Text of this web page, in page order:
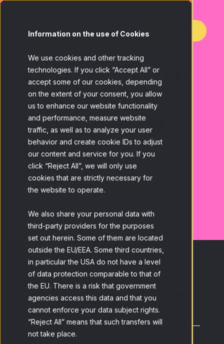
Information on the use of Cookies
We use cookies and other tracking
technologies. If you click “Accept All” or
accept some of our cookies, depending
on the extent of your consent, you allow
us to enhance our website functionality
and performance, measure website
traffic, as well as to analyze your user
behavior and create cookie IDs to adjust
our content and service for you. If you
click “Reject All”, we will only use
cookies that are strictly necessary for
the website to operate.
We also share your personal data with
third-party providers for the purposes
set out herein. Some of them are located
outside the EU/EEA. Some third countries,
in particular the USA do not have a level
of data protection comparable to that of
the EU. There is a risk that government
agencies access this data and that you
cannot enforce your data subject rights.
“Reject All” means that such transfers will
not take place.
Últimas notícias
sobre
pesquisa de
mercado
online
Subscreva o nosso blog e
receba as últimas novidades.
E-mail *